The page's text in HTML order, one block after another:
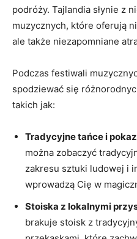
podróży.‌ Tajlandia słynie z‌
muzycznych, które oferują
ale ​także niezapomniane
Podczas festiwali
spodziewać ‍się
takich jak:
Tradycyjne ‍tańce i
można zobaczyć‌
zakresu sztuki ludowej i
wprowadzą Cię w
Stoiska z lokalnymi
brakuje stoisk z